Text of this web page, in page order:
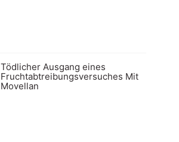
Tödlicher Ausgang eines
Fruchtabtreibungsversuches Mit
Movellan